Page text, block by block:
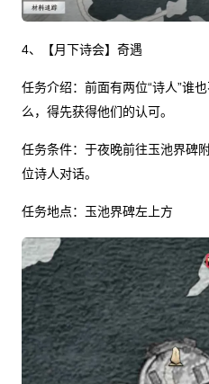
4、【月下诗会】奇遇
任务介绍：前面有两位“诗人”谁
么，得先获得他们的认可。
任务条件：于夜晚前往玉池界碑
位诗人对话。
任务地点：玉池界碑左上方